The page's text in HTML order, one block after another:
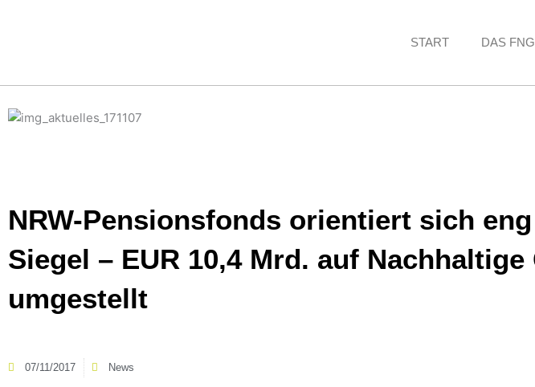
START DAS
NRW-Pensionsfonds orientiert sich eng
Siegel – EUR 10,4 Mrd. auf Nachhaltige
umgestellt
07/11/2017 News